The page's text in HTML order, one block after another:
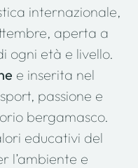
internazionale,
aperta a
ogni età e livello.
e inserita nel
passione e
bergamasco.
educativi del
l’ambiente e